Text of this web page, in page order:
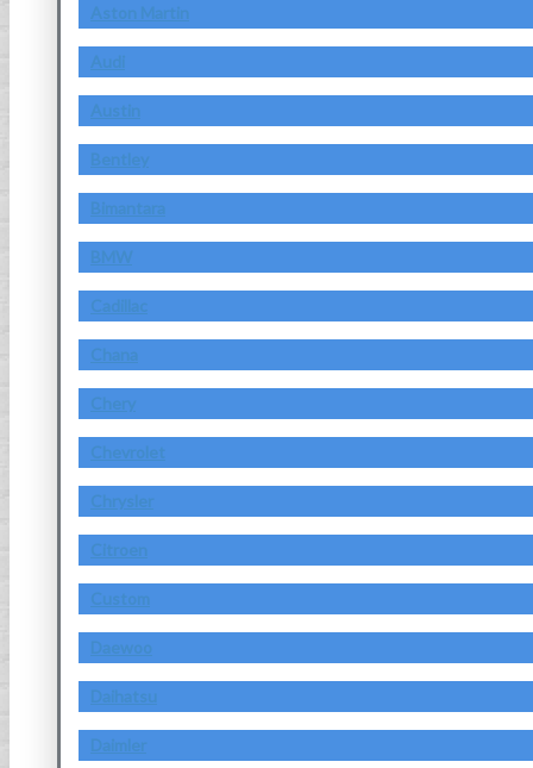
Aston Martin
Audi
Austin
Bentley
Bimantara
BMW
Cadillac
Chana
Chery
Chevrolet
Chrysler
Citroen
Custom
Daewoo
Daihatsu
Daimler